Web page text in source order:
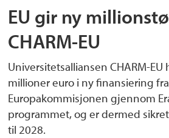
EU gir ny
CHARM-EU
Universitetsalliansen CHARM-
millioner euro i ny finansiering fra
Europakommisjonen gjennom
programmet, og er dermed
til 2028.